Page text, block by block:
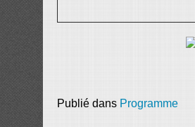
Publié dans Programme